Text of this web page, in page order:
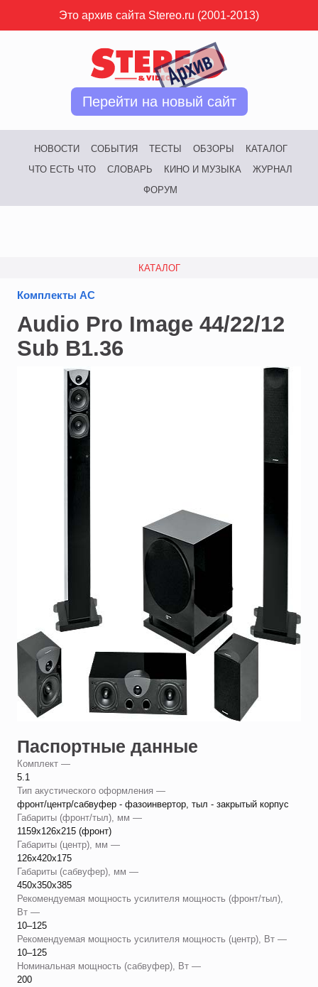
Это архив сайта Stereo.ru (2001-2013)
Перейти на новый сайт
НОВОСТИ СОБЫТИЯ ТЕСТЫ ОБЗОРЫ
КАТАЛОГ
ЧТО ЕСТЬ ЧТО
СЛОВАРЬ КИНО И МУЗЫКА
ЖУРНАЛ
ФОРУМ
КАТАЛОГ
Комплекты АС
Audio Pro Image 44/22/12
Sub B1.36
Паспортные данные
Комплект —
5.1
Тип акустического оформления —
фронт/центр/сабвуфер - фазоинвертор, тыл - закрытый корпус
Габариты (фронт/тыл), мм —
1159х126х215 (фронт)
Габариты (центр), мм —
126х420х175
Габариты (сабвуфер), мм —
450х350х385
Рекомендуемая мощность усилителя мощность (фронт/тыл),
Вт —
10–125
Рекомендуемая мощность усилителя мощность (центр), Вт —
10–125
Номинальная мощность (сабвуфер), Вт —
200